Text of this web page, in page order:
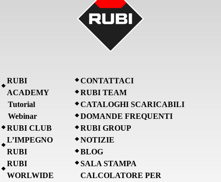
RUBI
ACADEMY
Tutorial
Webinar
RUBI CLUB
L’IMPEGNO
RUBI
RUBI
WORLWIDE
CONTATTACI
RUBI TEAM
CATALOGHI SCARICABILI
DOMANDE FREQUENTI
RUBI GROUP
NOTIZIE
BLOG
SALA STAMPA
CALCOLATORE PER